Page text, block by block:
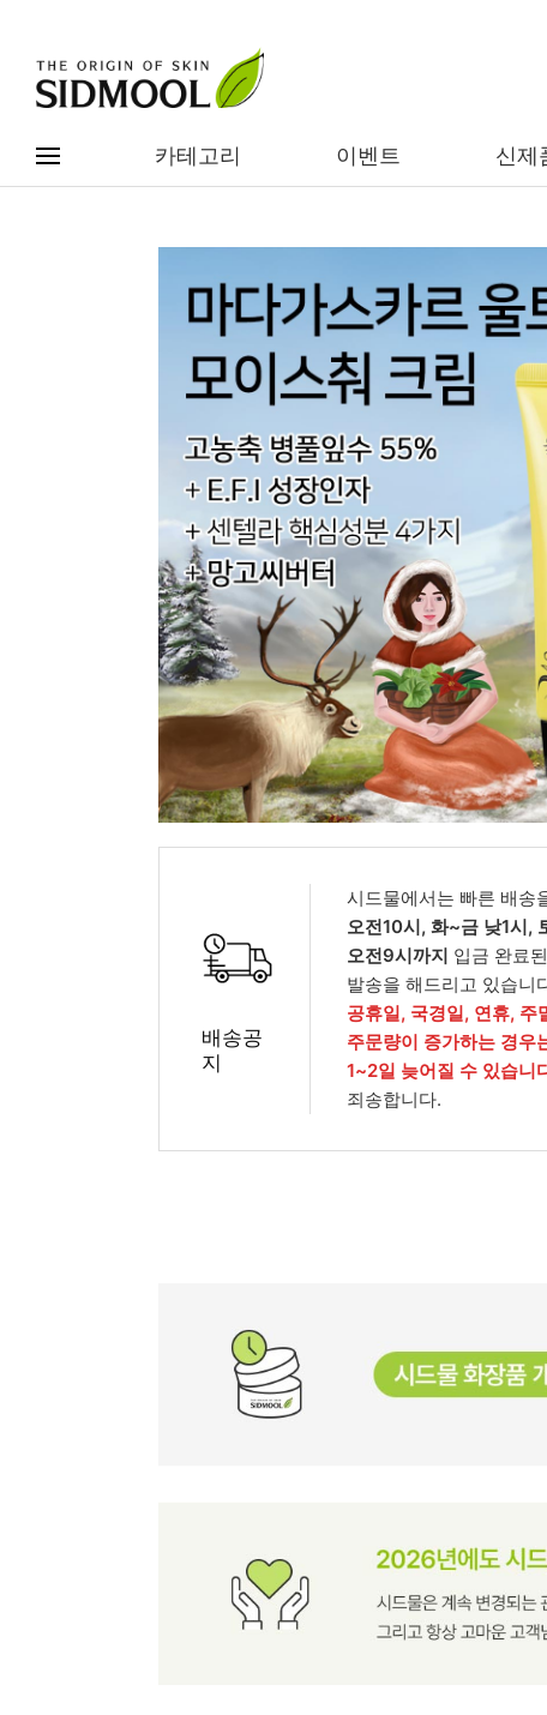
카테고리 이벤트 신제
베스트
이벤트
임상별
트
럼
썬
오
풋
배송공
지
시드물에서는 빠른 배송
오전10시, 화~금 낮1시,
오전9시까지 입금 완료
발송을 해드리고 있습니
공휴일, 국경일, 연휴, 주
주문량이 증가하는 경우
1~2일 늦어질 수 있습니
죄송합니다.